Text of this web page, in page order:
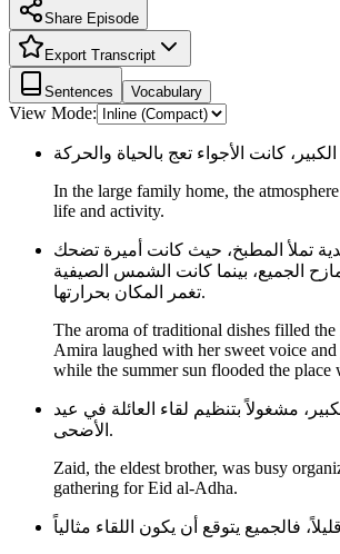
Share Episode
Export Transcript
Sentences Vocabulary
View Mode:
In the large family home, the
life and activity.
تملأ المطبخ، حيث كانت أميرة تضحك
الجميع، بينما كانت الشمس الصيفية
تغمر المكان بحرارتها.
The aroma of traditional dishes filled
Amira laughed with her sweet voice
while the summer sun flooded the place
مشغولاً بتنظيم لقاء العائلة في عيد
الأضحى.
Zaid, the eldest brother, was busy
gathering for Eid al-Adha.